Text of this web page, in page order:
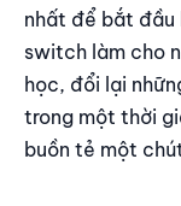
nhất để bắt đầu
switch làm cho
học, đổi lại
trong một thời
buồn tẻ một